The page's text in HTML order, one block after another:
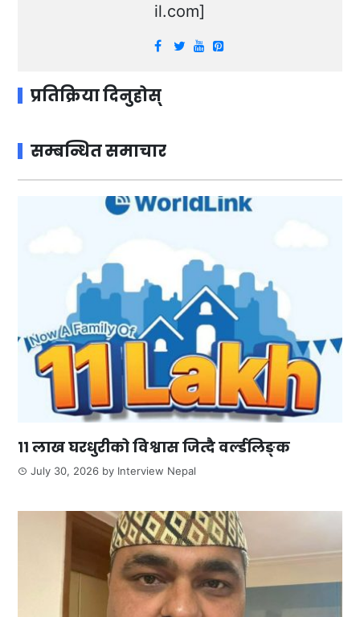
il.com]
प्रतिक्रिया दिनुहोस्
सम्बन्धित समाचार
११ लाख घरधुरीको विश्वास जित्दै वर्ल्डलिङ्क
July 30, 2026 by Interview Nepal